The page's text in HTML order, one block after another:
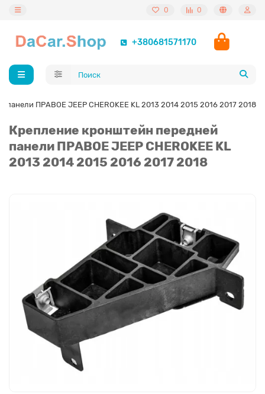
0 0
+380681571170
ПРАВОЕ JEEP CHEROKEE KL 2013 2014 2015 2016 2017 2018
Крепление кронштейн передней
панели ПРАВОЕ JEEP CHEROKEE KL
2013 2014 2015 2016 2017 2018